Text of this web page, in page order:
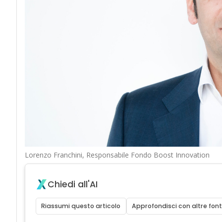
Lorenzo Franchini, Responsabile Fondo Boost Innovation
Chiedi all'AI
Riassumi questo articolo Approfondisci con altre